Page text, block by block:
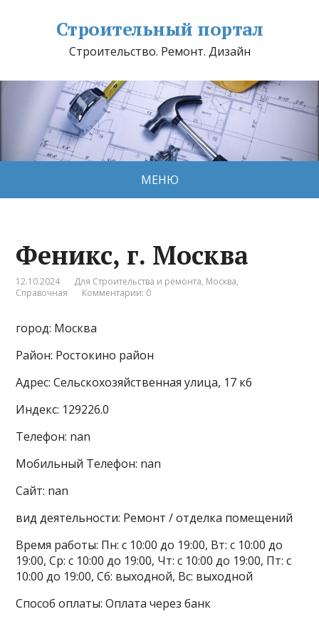
Строительный портал
Строительство. Ремонт. Дизайн
МЕНЮ
Феникс, г. Москва
12.10.2024 Для Строительства и ремонта, Москва,
Справочная
Комментарии: 0
город: Москва
Район: Ростокино район
Адрес: Сельскохозяйственная улица, 17 к6
Индекс: 129226.0
Телефон: nan
Мобильный Телефон: nan
Сайт: nan
вид деятельности: Ремонт / отделка помещений
Время работы: Пн: с 10:00 до 19:00, Вт: с 10:00 до
19:00, Ср: с 10:00 до 19:00, Чт: с 10:00 до 19:00, Пт: с
10:00 до 19:00, Сб: выходной, Вс: выходной
Способ оплаты: Оплата через банк